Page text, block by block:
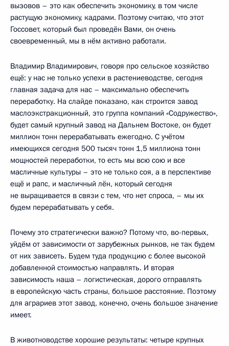
вызовов – это как обеспечить экономику, в том числе
растущую экономику, кадрами. Поэтому считаю, что этот
Госсовет, который был проведён Вами, он очень
своевременный, мы в нём активно работали.
Владимир Владимирович, говоря про сельское хозяйство
ещё: у нас не только успехи в растениеводстве, сегодня
главная задача для нас – максимально обеспечить
переработку. На слайде показано, как строится завод
маслоэкстракционный, это группа компаний «Содружество»,
будет самый крупный завод на Дальнем Востоке, он будет
миллион тонн перерабатывать ежегодно. С учётом
имеющихся сегодня 500 тысяч тонн 1,5 миллиона тонн
мощностей переработки, то есть мы всю сою и все
масличные культуры – это не только соя, а в перспективе
ещё и рапс, и масличный лён, который сегодня
не выращивается в связи с тем, что нет спроса, – мы их
будем перерабатывать у себя.
Почему это стратегически важно? Потому что, во-первых,
уйдём от зависимости от зарубежных рынков, не так будем
от них зависеть. Будем туда продукцию с более высокой
добавленной стоимостью направлять. И вторая
зависимость наша – логистическая, дорого отправлять
в европейскую часть страны, большое расстояние. Поэтому
для аграриев этот завод, конечно, очень большое значение
имеет.
В животноводстве хорошие результаты: четыре крупных